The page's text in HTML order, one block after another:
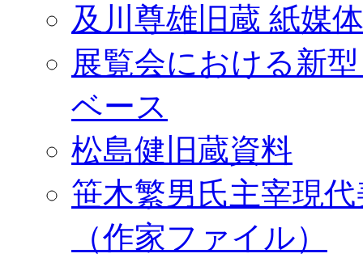
及川尊雄旧蔵 紙媒
展覧会における新
ベース
松島健旧蔵資料
笹木繁男氏主宰現
（作家ファイル）